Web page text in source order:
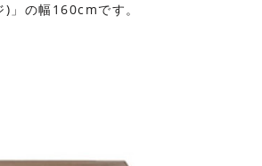
」の幅160cmです。